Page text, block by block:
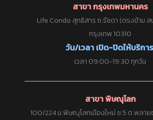
สาขา กรุงเทพมหานคร
Life Condo สุทธิสาร ถ.รัชดา (ตรงข้าม
กรุงเทพ 10310
วัน/เวลา เปิด-ปิดให้บริกา
เวลา 09:00-19:30 ทุกวัน
สาขา พิษณุโลก
100/224 ม.พิษณุโลกเมืองใหม่ ซ.5 ต.พลา